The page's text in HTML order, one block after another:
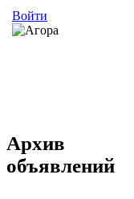
Войти
Архив
объявлений